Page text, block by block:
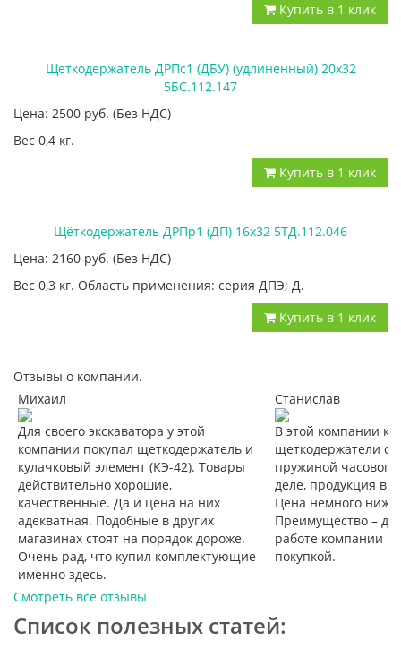
Купить в 1 клик
Щеткодержатель ДРПс1 (ДБУ) (удлиненный) 20х32
5БС.112.147
Цена: 2500 руб. (Без НДС)
Вес 0,4 кг.
Купить в 1 клик
Щёткодержатель ДРПр1 (ДП) 16х32 5ТД.112.046
Цена: 2160 руб. (Без НДС)
Вес 0,3 кг. Область применения: серия ДПЭ; Д.
Купить в 1 клик
Отзывы о компании.
Михаил
Для своего экскаватора у этой
компании покупал щеткодержатель и
кулачковый элемент (КЭ-42). Товары
действительно хорошие,
качественные. Да и цена на них
адекватная. Подобные в других
магазинах стоят на порядок дороже.
Очень рад, что купил комплектующие
именно здесь.
Станислав
В этой компании
щеткодержатели
пружиной
деле, продукция
Цена немного
Преимущество –
работе компании
покупкой.
Смотреть все отзывы
Список полезных статей: